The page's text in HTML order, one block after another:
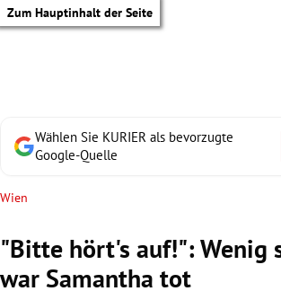
Zum Hauptinhalt der Seite
Wählen Sie KURIER als bevorzugte
Google-Quelle
Wien
"Bitte hört's auf!": Wenig
war Samantha tot